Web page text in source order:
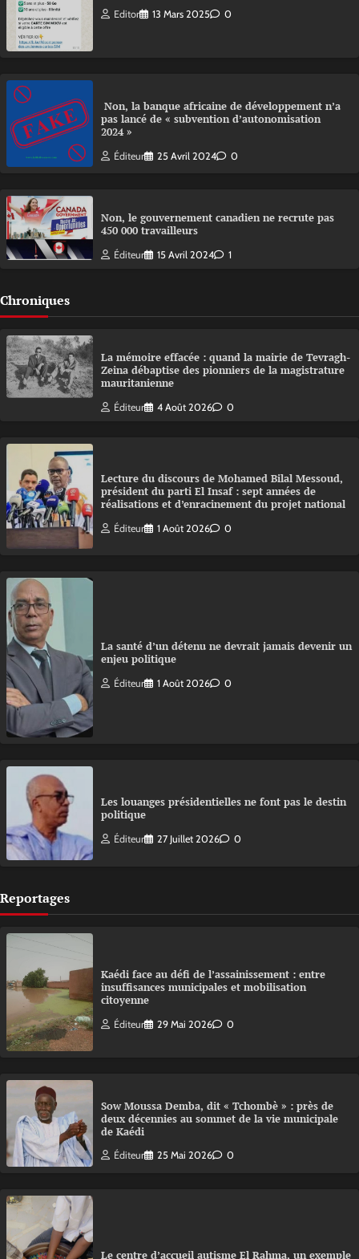
Editor 13 Mars 2025 0
Non, la banque africaine de développement n’a
pas lancé de « subvention d’autonomisation
2024 »
Éditeur 25 Avril 2024 0
Non, le gouvernement canadien ne recrute pas
450 000 travailleurs
Éditeur 15 Avril 2024 1
Chroniques
La mémoire effacée : quand la mairie de Tevragh-
Zeina débaptise des pionniers de la magistrature
mauritanienne
Éditeur 4 Août 2026 0
Lecture du discours de Mohamed Bilal Messoud,
président du parti El Insaf : sept années de
réalisations et d’enracinement du projet national
Éditeur 1 Août 2026 0
La santé d’un détenu ne devrait jamais devenir un
enjeu politique
Éditeur 1 Août 2026 0
Les louanges présidentielles ne font pas le destin
politique
Éditeur 27 Juillet 2026 0
Reportages
Kaédi face au défi de l’assainissement : entre
insuffisances municipales et mobilisation
citoyenne
Éditeur 29 Mai 2026 0
Sow Moussa Demba, dit « Tchombè » : près de
deux décennies au sommet de la vie municipale
de Kaédi
Éditeur 25 Mai 2026 0
Le centre d’accueil autisme El Rahma, un exemple